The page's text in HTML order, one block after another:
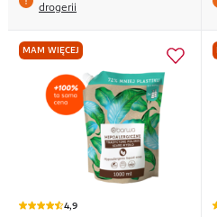
drogerii
MAM WIĘCEJ
4,9